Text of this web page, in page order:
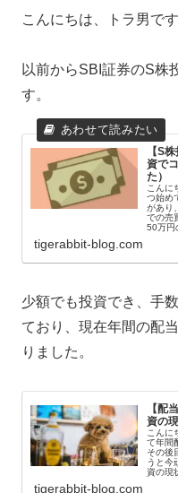
こんにちは、トラ男です
以前からSBI証券のS株
す。
【S
資で
た）
こんに
つ始め
があり
での売
50万円
tigerabbit-blog.com
少額でも投資でき、手
ており、現在年間の配
りました。
【配
資の
こんに
て年間
その後
うと今
資の現
tigerabbit-blog.com